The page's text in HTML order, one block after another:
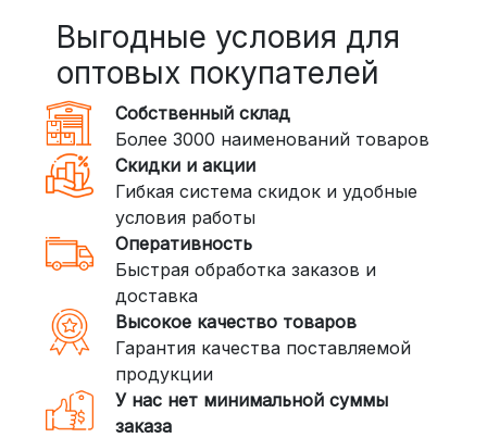
пунктов выдачи или курьером.
Сроки — от 2 дней, стоимость — от
350 рублей
DPD: Международная служба
доставки, которая работает и
внутри России. Сроки — от 2 дней,
стоимость — от 400 рублей
3. Доставка крупногабаритных грузов
(ПЭК, КИТ, Байкал Сервис)
Если ваш заказ включает большие или
тяжелые товары, мы рекомендуем
воспользоваться услугами компаний,
специализирующихся на доставке
грузов:
Выгодные условия для
оптовых покупателей
Собственный склад
Более 3000 наименований товаров
Скидки и акции
Гибкая система скидок и удобные
условия работы
Оперативность
Быстрая обработка заказов и
доставка
Высокое качество товаров
Гарантия качества поставляемой
продукции
У нас нет минимальной суммы
заказа